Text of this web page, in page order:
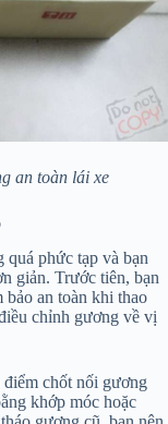
an toàn lái xe
quá phức tạp và bạn
giản. Trước tiên, bạn
bảo an toàn khi thao
chỉnh gương về vị
điểm chốt nối gương
khớp móc hoặc